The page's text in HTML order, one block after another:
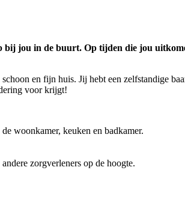
jou in de buurt. Op tijden die jou
en fijn huis. Jij hebt een zelfstandige
voor krijgt!
woonkamer, keuken en badkamer.
zorgverleners op de hoogte.